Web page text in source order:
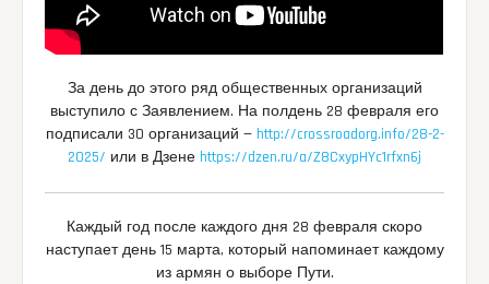
За день до этого ряд общественных организаций
выступило с Заявлением. На полдень 28 февраля его
подписали 30 организаций — http://crossroadorg.info/28-2-
2025/ или в Дзене https://dzen.ru/a/Z8CxypHYc1rfxn6j
Каждый год после каждого дня 28 февраля скоро
наступает день 15 марта, который напоминает каждому
из армян о выборе Пути.